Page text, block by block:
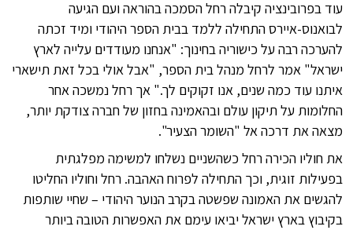
עוד בפרובינציה קיבלה רחל הסמכה בהוראה ועם הגיעה
לבואנוס-איירס התחילה ללמד בבית הספר היהודי ומיד זכתה
להערכה רבה על כישוריה בחינוך: "אנחנו מעודדים עלייה לארץ
ישראל" אמר לרחל מנהל בית הספר, "אבל אולי בכל זאת תישארי
איתנו עוד כמה שנים, אנו זקוקים לך." אך רחל נמשכה אחר
החלומות על תיקון עולם ובהאמינה בחזון של חברה צודקת יותר,
מצאה את דרכה אל "השומר הצעיר".
את חוליו הכירה רחל כשהשניים נשלחו למשימה מפלגתית
בפעילות זוגית, וכך התחילה לפרוח האהבה. רחל וחוליו החליטו
להגשים את האמונה שפשטה בקרב הנוער היהודי – שחיי שותפות
בקיבוץ בארץ ישראל יביאו עימם את האפשרות הטובה ביותר